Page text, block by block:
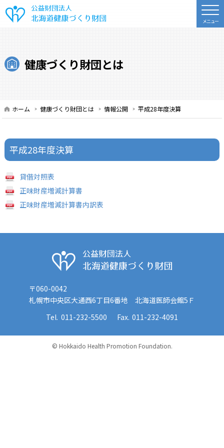
公益財団法人 北海道健康づくり財
健康づくり財団とは
ホーム 健康づくり財団とは 情報公開 平成28年度決算
平成28年度決算
貸借対照表
正味財産増減計算書
正味財産増減計算書内訳表
〒060-0042
札幌市中央区大通西6丁目6番地 北海道医師会館5Ｆ
011-232-5500
011-232-4091
© Hokkaido Health Promotion Foundation.